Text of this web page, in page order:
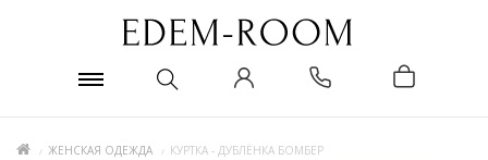
ЖЕНСКАЯ ОДЕЖДА КУРТКА - ДУБЛЁНКА БОМБЕР